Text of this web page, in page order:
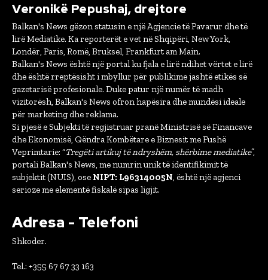
Veronikë Pepushaj, drejtore
Balkan's News gëzon statusin e një Agjencie të Pavarur dhe të
lirë Mediatike. Ka reporterët e vet në Shqipëri, New York,
Londër, Paris, Romë, Bruksel, Frankfurt am Main.
Balkan's News është një portal ku fjala e lirë ndihet vërtet e lirë
dhe është rreptësisht i mbyllur për publikime jashtë etikës së
gazetarisë profesionale. Duke patur një numër të madh
vizitorësh, Balkan's News ofron hapësira dhe mundësi ideale
për marketing dhe reklama.
Si pjesë e Subjekti të regjistruar pranë Ministrisë së Financave
dhe Ekonomisë, Qëndra Kombëtare e Biznesit me Fushë
Veprimtarie: “Tregëti artikuj të ndryshëm, shërbime mediatike”,
portali Balkan's News, me numrin unik të identifikimit të
subjektit (NUIS), ose NIPT: L96314005N, është një agjenci
serioze me elementë fiskalë sipas ligjit.
Adresa - Telefoni
Shkoder.
Tel.: +355 67 67 33 163